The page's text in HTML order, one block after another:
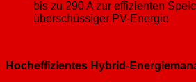
bis zu 290 A zur effizienten
überschüssiger PV-Energie
Hocheffizientes Hybrid-